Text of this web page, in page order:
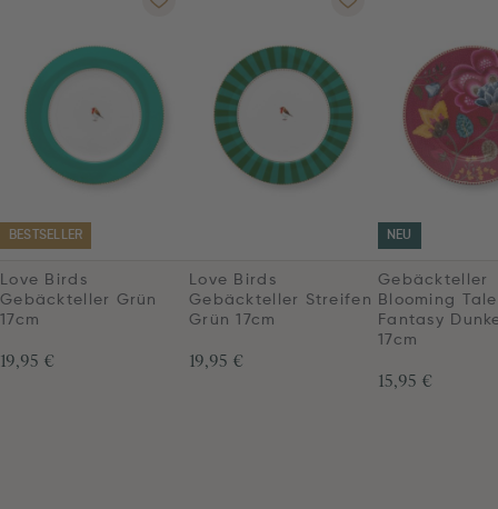
BESTSELLER
Love Birds
Gebäckteller Grün
17cm
19,95 €
Love Birds
Gebäckteller Streifen
Grün 17cm
19,95 €
NEU
Gebäckteller
Blooming
Fantasy
17cm
15,95 €